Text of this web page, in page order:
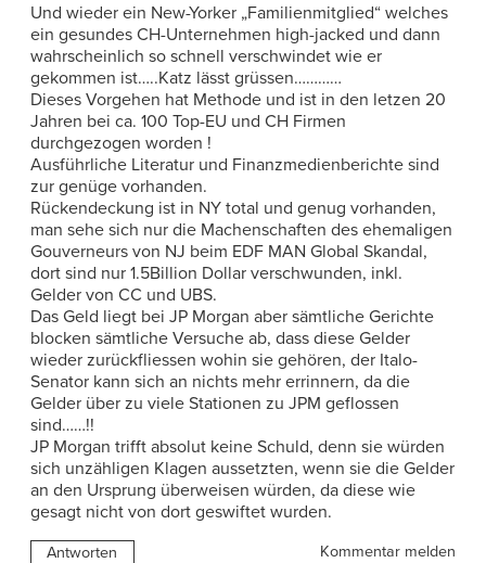
Und wieder ein New-Yorker „Familienmitglied“ welches
ein gesundes CH-Unternehmen high-jacked und dann
wahrscheinlich so schnell verschwindet wie er
gekommen ist…..Katz lässt grüssen…………
Dieses Vorgehen hat Methode und ist in den letzen 20
Jahren bei ca. 100 Top-EU und CH Firmen
durchgezogen worden !
Ausführliche Literatur und Finanzmedienberichte sind
zur genüge vorhanden.
Rückendeckung ist in NY total und genug vorhanden,
man sehe sich nur die Machenschaften des ehemaligen
Gouverneurs von NJ beim EDF MAN Global Skandal,
dort sind nur 1.5Billion Dollar verschwunden, inkl.
Gelder von CC und UBS.
Das Geld liegt bei JP Morgan aber sämtliche Gerichte
blocken sämtliche Versuche ab, dass diese Gelder
wieder zurückfliessen wohin sie gehören, der Italo-
Senator kann sich an nichts mehr errinnern, da die
Gelder über zu viele Stationen zu JPM geflossen
sind……!!
JP Morgan trifft absolut keine Schuld, denn sie würden
sich unzähligen Klagen aussetzten, wenn sie die Gelder
an den Ursprung überweisen würden, da diese wie
gesagt nicht von dort geswiftet wurden.
Antworten Kommentar melden